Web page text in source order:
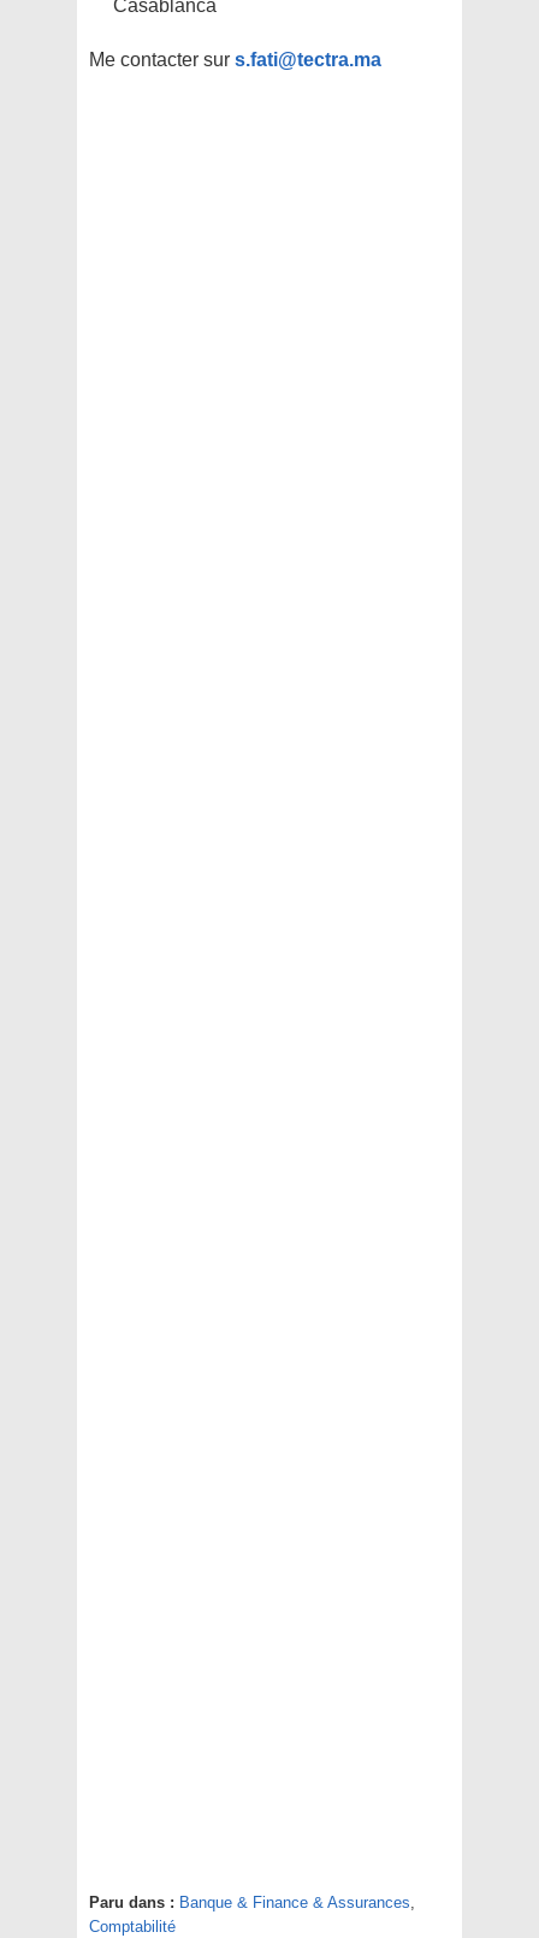
Casablanca
Me contacter sur s.fati@tectra.ma
Paru dans : Banque & Finance & Assurances,
Comptabilité